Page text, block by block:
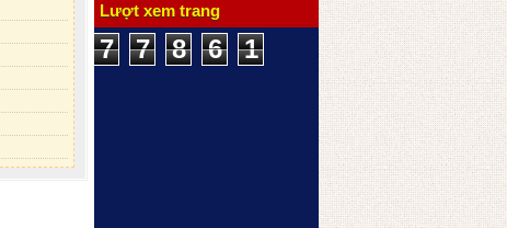
Lượt xem trang
7 7 8 6
1